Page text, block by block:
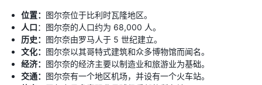
位置： 图尔奈位于比利时瓦隆地区。
人口：图尔奈的人口约为 68,000 人。
历史： 图尔奈由罗马人于 5 世纪建立。
文化： 图尔奈以其哥特式建筑和众多博物馆而闻名。
经济： 图尔奈的经济主要以制造业和旅游业为基础。
交通： 图尔奈有一个地区机场，并设有一个火车站。